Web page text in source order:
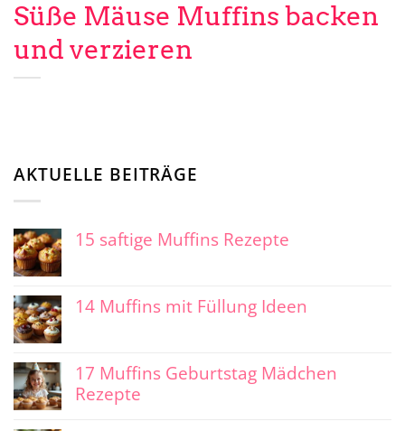
Süße Mäuse Muffins backen
und verzieren
AKTUELLE BEITRÄGE
15 saftige Muffins Rezepte
14 Muffins mit Füllung Ideen
17 Muffins Geburtstag Mädchen
Rezepte